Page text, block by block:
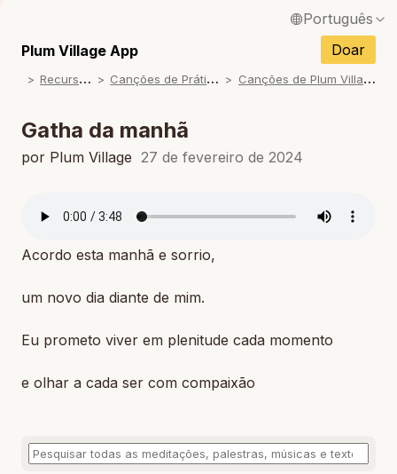
Português
Français / Francês
Deutsch / Alemão
Tiếng Việt / Vietnamita
Plum Village App
Doar
R
ecursos C
anções de Prática C
anções de Plum Village
Gatha da manhã
por Plum Village 27 de fevereiro de 2024
Acordo esta manhã e sorrio,
um novo dia diante de mim.
Eu prometo viver em plenitude cada momento
e olhar a cada ser com compaixão